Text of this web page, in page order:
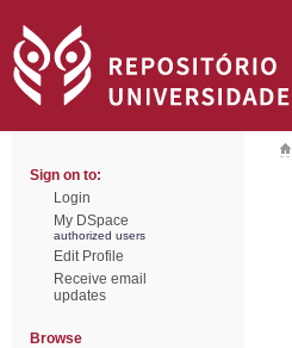
Sign on to:
Login
My DSpace
authorized users
Edit Profile
Receive email
updates
Browse